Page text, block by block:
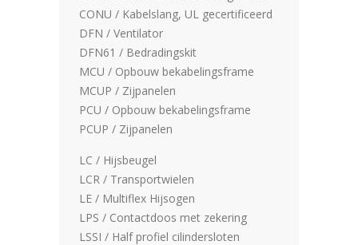
CONU / Kabelslang, UL gecertificeerd
DFN / Ventilator
DFN61 / Bedradingskit
MCU / Opbouw bekabelingsframe
MCUP / Zijpanelen
PCU / Opbouw bekabelingsframe
PCUP / Zijpanelen
LC / Hijsbeugel
LCR / Transportwielen
LE / Multiflex Hijsogen
LPS / Contactdoos met zekering
LSSI / Half profiel cilindersloten